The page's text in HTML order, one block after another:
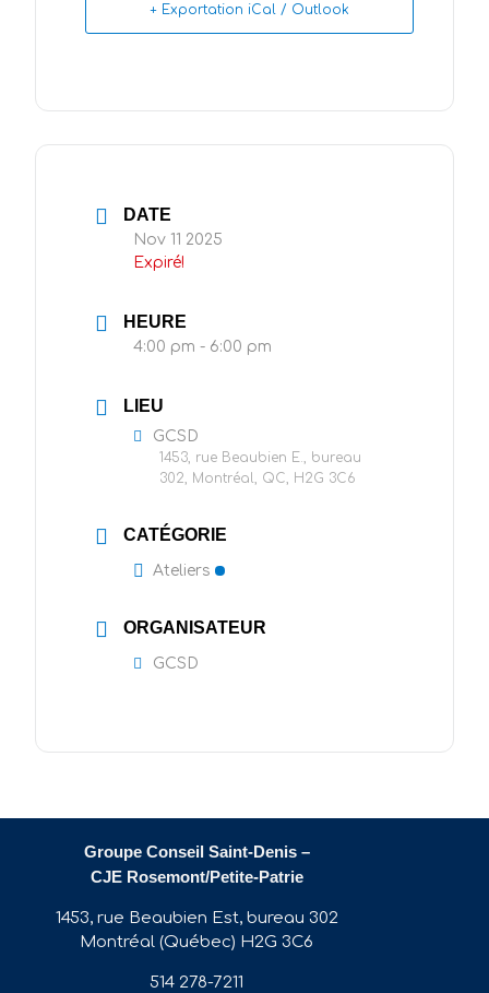
+ Exportation iCal / Outlook
DATE
Nov 11 2025
Expiré!
HEURE
4:00 pm - 6:00 pm
LIEU
GCSD
1453, rue Beaubien E., bureau
302, Montréal, QC, H2G 3C6
CATÉGORIE
Ateliers
ORGANISATEUR
GCSD
Groupe Conseil Saint-Denis –
CJE Rosemont/Petite-Patrie
1453, rue Beaubien Est, bureau 302
Montréal (Québec) H2G 3C6
514 278-7211